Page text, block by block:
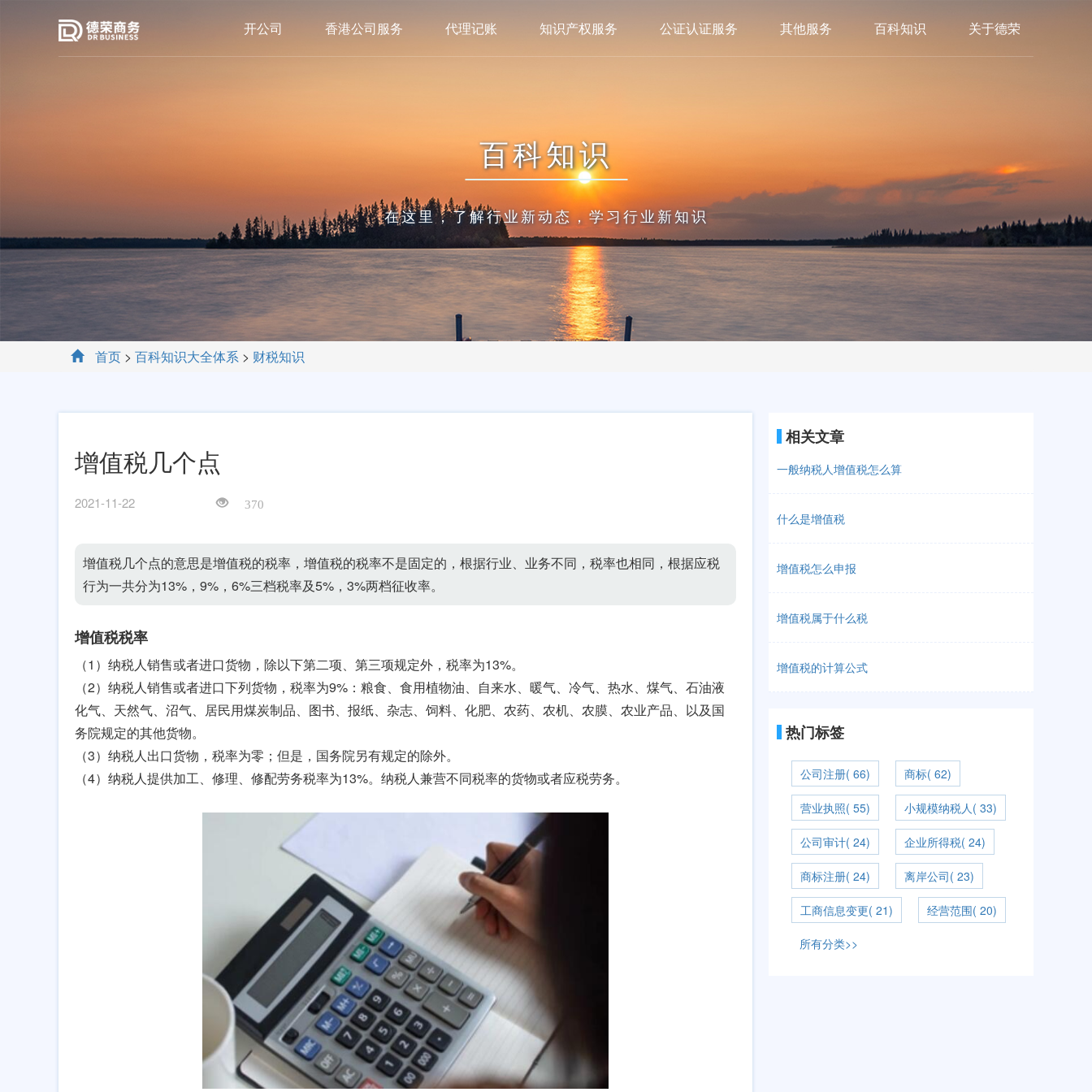
开公司 香港公司服务 代理记账 知识产权服务 公证认证服务 其他服务 百科知识 关于德荣
百科知识
在这里，了解行业新动态，学习行业新知识
首页 > 百科知识大全体系 > 财税知识
增值税几个点
2021-11-22 370
增值税几个点的意思是增值税的税率，增值税的税率不是固定的，根据行业、业务不同，税率也相同，根据应税
行为一共分为13%，9%，6%三档税率及5%，3%两档征收率。
增值税税率
（1）纳税人销售或者进口货物，除以下第二项、第三项规定外，税率为13%。
（2）纳税人销售或者进口下列货物，税率为9%：粮食、食用植物油、自来水、暖气、冷气、热水、煤气、石油液
化气、天然气、沼气、居民用煤炭制品、图书、报纸、杂志、饲料、化肥、农药、农机、农膜、农业产品、以及国
务院规定的其他货物。
（3）纳税人出口货物，税率为零；但是，国务院另有规定的除外。
（4）纳税人提供加工、修理、修配劳务税率为13%。纳税人兼营不同税率的货物或者应税劳务。
相关文章
一般纳税人增值税怎么算
什么是增值税
增值税怎么申报
增值税属于什么税
增值税的计算公式
热门标签
公司注册( 66) 商标( 62)
营业执照( 55) 小规模纳税人( 33)
公司审计( 24) 企业所得税( 24)
商标注册( 24) 离岸公司( 23)
工商信息变更( 21) 经营范围( 20)
所有分类>>